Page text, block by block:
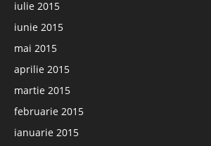
iulie 2015
iunie 2015
mai 2015
aprilie 2015
martie 2015
februarie 2015
ianuarie 2015